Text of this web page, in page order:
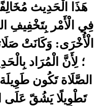
هَذَا الْحَدِيث
فِي الْأَمْر بِتَخْفِيفِ
الْأُخْرَى: وَكَانَتْ
؛ لِأَنَّ الْمُرَاد
الصَّلَاة تَكُون
تَطْوِيلًا يَشُقّ عَلَى